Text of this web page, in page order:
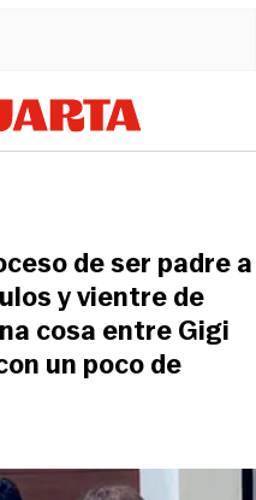
de ser padre a
y vientre de
cosa entre Gigi
un poco de